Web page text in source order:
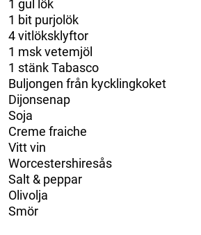
1 gul lök
1 bit purjolök
4 vitlöksklyftor
1 msk vetemjöl
1 stänk Tabasco
Buljongen från kycklingkoket
Dijonsenap
Soja
Creme fraiche
Vitt vin
Worcestershiresås
Salt & peppar
Olivolja
Smör